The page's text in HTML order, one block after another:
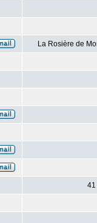
La Rosière de
41